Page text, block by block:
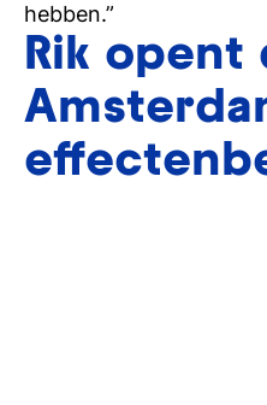
hebben.”
Rik opent